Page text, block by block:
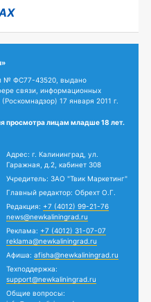
№ ФС77-43520, выдано
связи, информационных
17 января 2011 г.
просмотра лицам младше 18 лет.
Адрес: г. Калининград, ул.
Гаражная, д.2, кабинет 308
Учредитель: ЗАО "Твик Маркетинг"
Главный редактор: Обрехт О.Г.
Редакция: +7 (4012) 99-21-76
news@newkaliningrad.ru
Реклама: +7 (4012) 31-07-07
reklama@newkaliningrad.ru
Афиша: afisha@newkaliningrad.ru
Техподдержка:
support@newkaliningrad.ru
Общие вопросы: